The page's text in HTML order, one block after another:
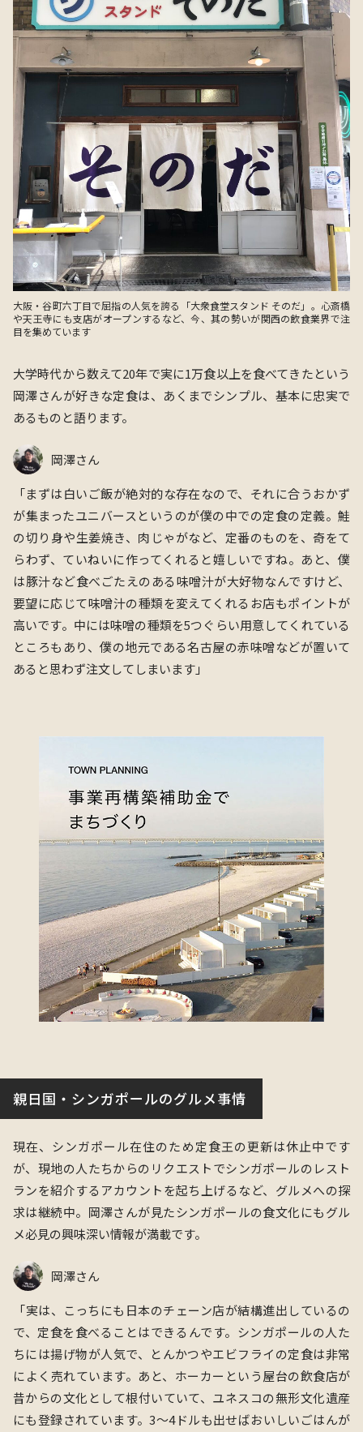
大阪・谷町六丁目で屈指の人気を誇る「大衆食堂スタンド そのだ」。心斎橋
や天王寺にも支店がオープンするなど、今、其の勢いが関西の飲食業界で注
目を集めています
大学時代から数えて20年で実に1万食以上を食べてきたという
岡澤さんが好きな定食は、あくまでシンプル、基本に忠実で
あるものと語ります。
岡澤さん
「まずは白いご飯が絶対的な存在なので、それに合うおかず
が集まったユニバースというのが僕の中での定食の定義。鮭
の切り身や生姜焼き、肉じゃがなど、定番のものを、奇をて
らわず、ていねいに作ってくれると嬉しいですね。あと、僕
は豚汁など食べごたえのある味噌汁が大好物なんですけど、
要望に応じて味噌汁の種類を変えてくれるお店もポイントが
高いです。中には味噌の種類を5つぐらい用意してくれている
ところもあり、僕の地元である名古屋の赤味噌などが置いて
あると思わず注文してしまいます」
親日国・シンガポールのグルメ事情
現在、シンガポール在住のため定食王の更新は休止中です
が、現地の人たちからのリクエストでシンガポールのレスト
ランを紹介するアカウントを起ち上げるなど、グルメへの探
求は継続中。岡澤さんが見たシンガポールの食文化にもグル
メ必見の興味深い情報が満載です。
岡澤さん
「実は、こっちにも日本のチェーン店が結構進出しているの
で、定食を食べることはできるんです。シンガポールの人た
ちには揚げ物が人気で、とんかつやエビフライの定食は非常
によく売れています。あと、ホーカーという屋台の飲食店が
昔からの文化として根付いていて、ユネスコの無形文化遺産
にも登録されています。3〜4ドルも出せばおいしいごはんが